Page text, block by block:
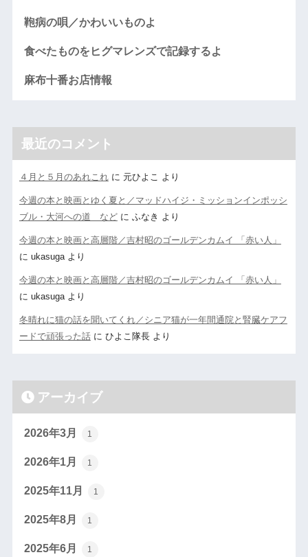
鞄病の唄／かわいいものよ
食べたものをヒグマレンズで記録するよ
麻布十番お店情報
最近のコメント
４月と５月のあれこれに 元ひよこ より
今週の本と映画とゆく夏と／マッドハイジ・ミッションインポッシ
ブル・大河への道 などに ふなき より
今週の本と映画と高層階／吉村昭のゴールデンカムイ 「赤い人」
に ukasugaより
今週の本と映画と高層階／吉村昭のゴールデンカムイ 「赤い人」
に ukasugaより
冬晴れに猫の話を聞いてくれ／シニア猫が一年間通院と腎臓ケアフ
ードで頑張った話に ひよこ隊長より
アーカイブ
2026年3月 1
2026年1月 1
2025年11月 1
2025年8月 1
2025年6月 1